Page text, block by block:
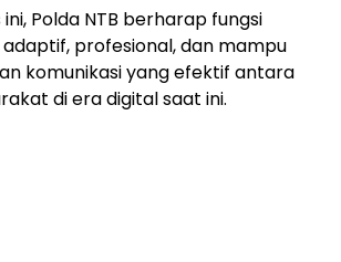
Polda NTB berharap fungsi
profesional, dan mampu
komunikasi yang efektif antara
di era digital saat ini.